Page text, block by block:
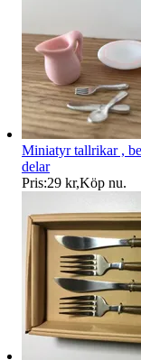
Miniatyr tallrikar ,
delar
Pris:29 kr,Köp nu.